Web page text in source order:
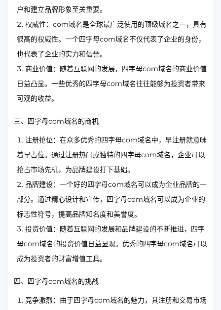
户和建立品牌形象至关重要。
权威性：com域名是全球最广泛使用的顶级域名之一，具有
很高的权威性。一个四字母com域名不仅代表了企业的身份，
也代表了企业的实力和信誉。
商业价值：随着互联网的发展，四字母com域名的商业价值
日益凸显。一些优秀的四字母com域名往往能够为投资者带来
可观的收益。
三、四字母com域名的商机
注册抢位：在众多优秀的四字母com域名中，早注册就意味
着早占位。通过注册热门或独特的四字母com域名，企业可以
抢占市场先机，为品牌建设打下基础。
品牌建设：一个好的四字母com域名可以成为企业品牌的一
部分。通过精心设计和宣传，四字母com域名可以成为企业的
标志性符号，提高品牌知名度和美誉度。
投资价值：随着互联网的发展和品牌建设的不断推进，四字
母com域名的投资价值日益显现。优秀的四字母com域名可以
成为投资者的财富增值工具。
四、四字母com域名的挑战
竞争激烈：由于四字母com域名的魅力，其注册和交易市场